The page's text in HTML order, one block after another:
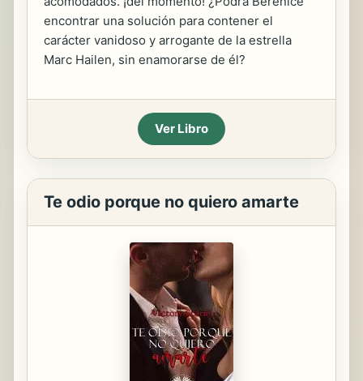
encontrar una solución para contener el
carácter vanidoso y arrogante de la estrella
Marc Hailen, sin enamorarse de él?
Ver Libro
Te odio porque no quiero amarte